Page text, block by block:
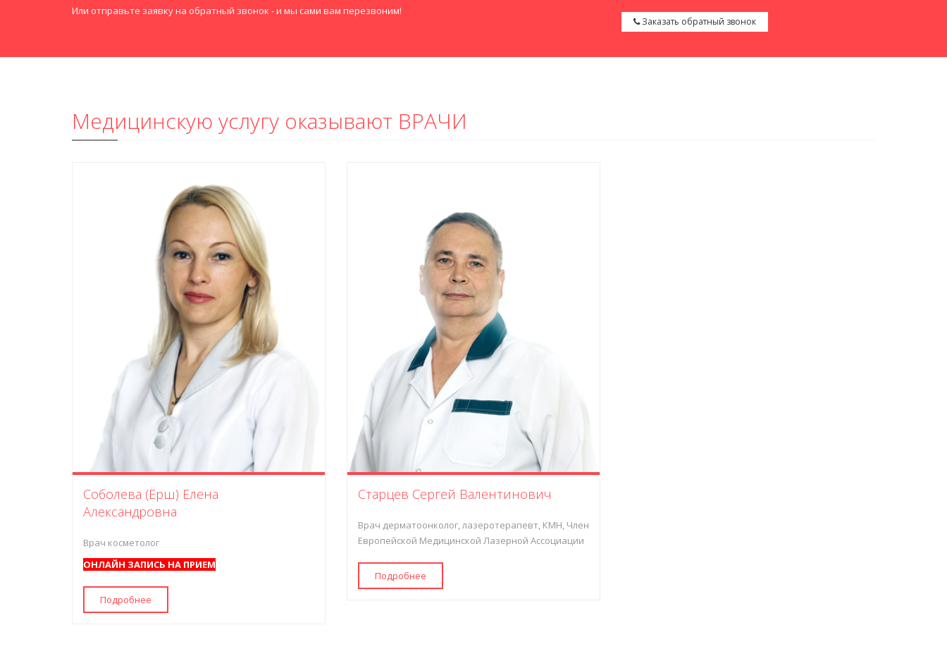
Или отправьте заявку на обратный звонок - и мы сами вам перезвоним!
Заказать обратный звонок
Медицинскую услугу оказывают ВРАЧИ
Соболева (Ёрш) Елена
Александровна
Врач косметолог
ОНЛАЙН ЗАПИСЬ НА ПРИЕМ
Подробнее
Старцев Сергей Валентинович
Врач дерматоонколог, лазеротерапевт, КМН, Член
Европейской Медицинской Лазерной Ассоциации
Подробнее